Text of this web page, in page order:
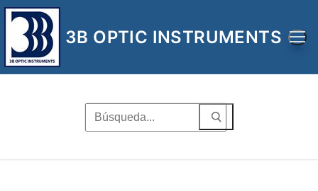
Ir
contenido
3B OPTIC INSTRUMENTS
Buscar
por: